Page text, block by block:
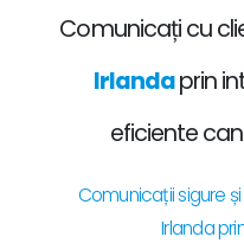
Comunicați cu
Irlandaprin
eficiente
Comunicații sigure
Irlanda